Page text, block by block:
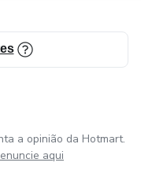
a opinião da Hotmart.
aqui